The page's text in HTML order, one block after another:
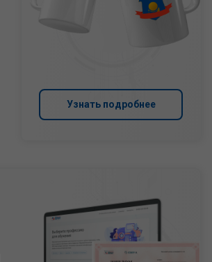
Узнать подробнее